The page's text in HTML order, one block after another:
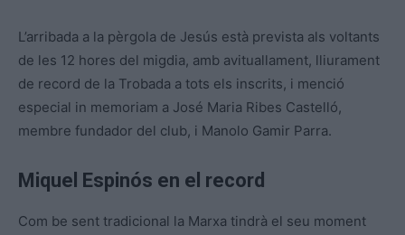
L’arribada a la pèrgola de Jesús està prevista als voltants
de les 12 hores del migdia, amb avituallament, lliurament
de record de la Trobada a tots els inscrits, i menció
especial in memoriam a José Maria Ribes Castelló,
membre fundador del club, i Manolo Gamir Parra.
Miquel Espinós en el record
Com be sent tradicional la Marxa tindrà el seu moment